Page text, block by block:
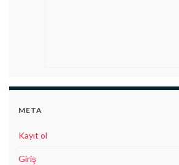
META
Kayıt ol
Giriş